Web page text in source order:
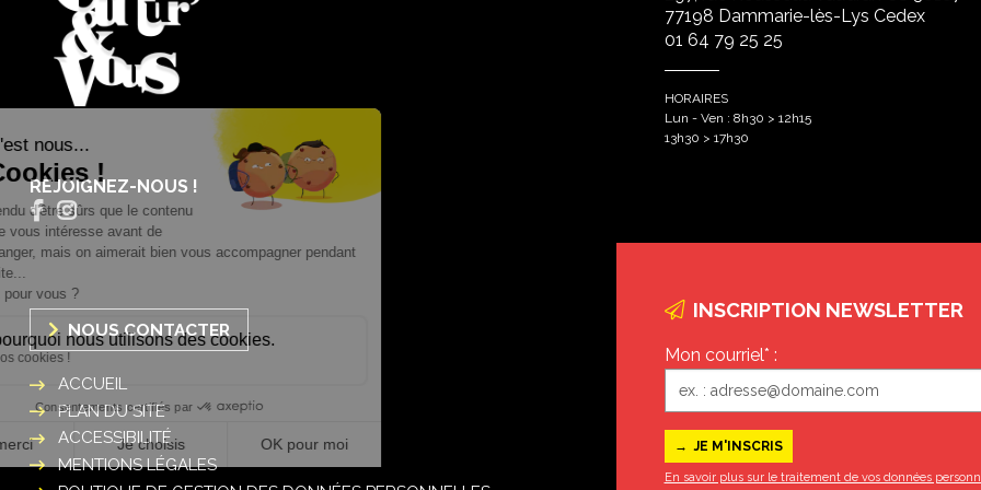
REJOIGNEZ-NOUS !
77198 Dammarie-lès-Lys Cedex
01 64 79 25 25
HORAIRES
Lun - Ven : 8h30 > 12h15
13h30 > 17h30
NOUS CONTACTER
ACCUEIL
PLAN DU SITE
ACCESSIBILITÉ
MENTIONS LÉGALES
INSCRIPTION NEWSLETTER
Mon courriel* :
En savoir plus sur le traitement de vos données